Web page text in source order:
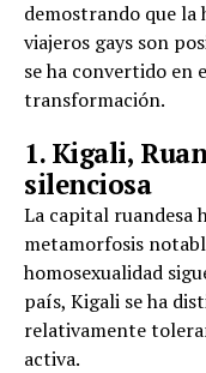
demostrando que la
viajeros gays son
se ha convertido en
transformación.
1. Kigali,
silenciosa
La capital ruandesa
metamorfosis
homosexualidad
país, Kigali se ha
relativamente
activa.